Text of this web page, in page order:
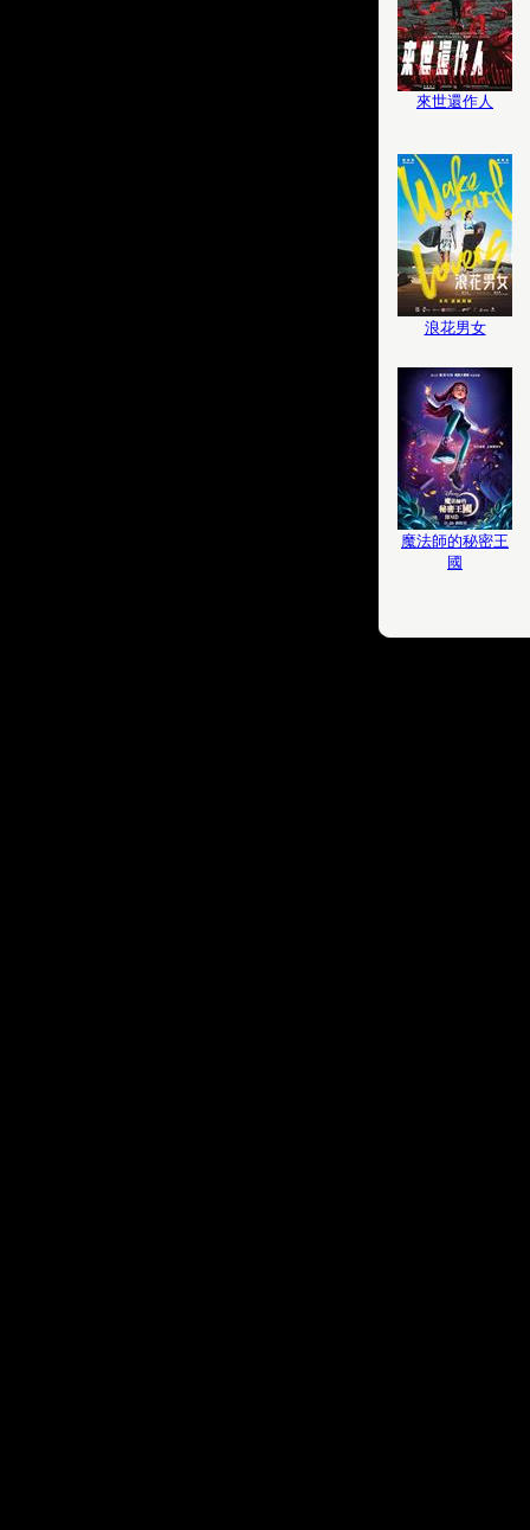
來世還作人
浪花男女
魔法師的秘密王
國